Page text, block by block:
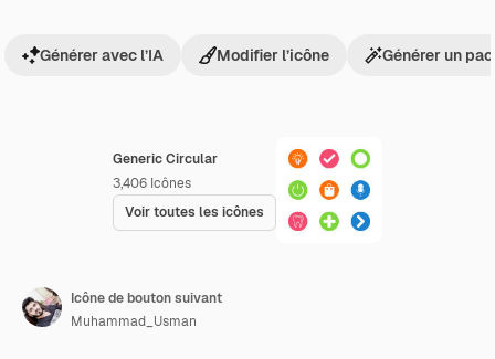
Generic Circular
3,406 Icônes
Voir toutes les icônes
Générer avec l’IA Modifier l’icône Générer un
Icône de bouton suivant
Muhammad_Usman